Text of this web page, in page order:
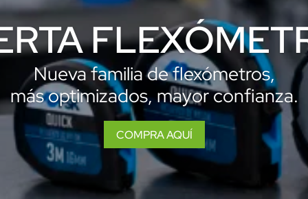
Nueva familia de flexómetros,
más optimizados, mayor confianza.
COMPRA AQUÍ